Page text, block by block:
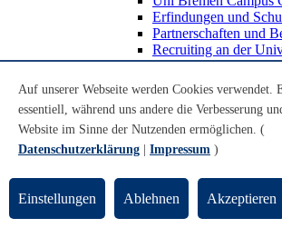
Erfindungen und
Partnerschaften und
Recruiting an der
Weiterbildung an der
Transfer mit Schule
Schülerinnen und
MINT-
Schulklassen
Lehrkräfte
UniTransfer - Servicestelle
Transfermagazin der
Auf unserer Webseite werden Cookies verwendet.
essentiell, während uns andere die Verbesserung
Website im Sinne der Nutzenden ermöglichen. (
Datenschutzerklärung
Impressum )
Einstellungen Ablehnen Akzeptieren